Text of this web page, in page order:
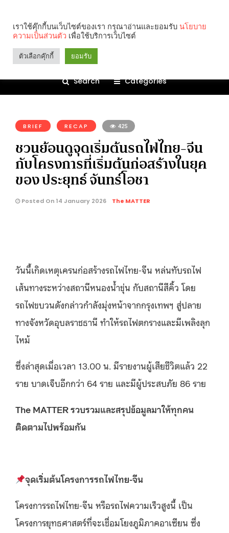
Search Categories
BRIEF RECAP 425
ชวนย้อนดูจุดเริ่มต้นรถไฟไทย-จีน
กับโครงการที่เริ่มต้นก่อสร้างในยุค
ของ ประยุทธ์ จันทร์โอชา
Posted On 14 January 2026 The MATTER
วันนี้เกิดเหตุเครนก่อสร้างรถไฟไทย-จีน หล่นทับรถไฟ
เส้นทางระหว่างสถานีหนองน้ำขุ่น กับสถานีสีคิ้ว โดย
รถไฟขบวนดังกล่าวกำลังมุ่งหน้าจากกรุงเทพฯ สู่ปลาย
ทางจังหวัดอุบลราชธานี ทำให้รถไฟตกรางและมีเพลิงลุก
ไหม้
ซึ่งล่าสุดเมื่อเวลา 13.00 น. มีรายงานผู้เสียชีวิตแล้ว 22
ราย บาดเจ็บอีกกว่า 64 ราย และมีผู้ประสบภัย 86 ราย
The MATTER รวบรวมและสรุปข้อมูลมาให้ทุกคน
ติดตามไปพร้อมกัน
จุดเริ่มต้นโครงการรถไฟไทย-จีน
โครงการรถไฟไทย-จีน หรือรถไฟความเร็วสูงนี้ เป็น
โครงการยุทธศาสตร์ที่จะเชื่อมโยงภูมิภาคอาเซียน ซึ่ง
เราใช้คุ๊กกี้บนเว็บไซต์ของเรา กรุณาอ่านและยอมรับ นโยบาย
ความเป็นส่วนตัว เพื่อใช้บริการเว็บไซต์
ตัวเลือกคุ๊กกี้ ยอมรับ